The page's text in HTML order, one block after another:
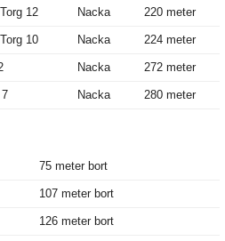
12 Nacka 220 meter
10 Nacka 224 meter
Nacka 272 meter
Nacka 280 meter
75 meter bort
107 meter bort
126 meter bort